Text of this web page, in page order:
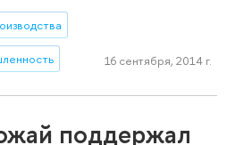
16 сентября, 2014 г.
поддержал